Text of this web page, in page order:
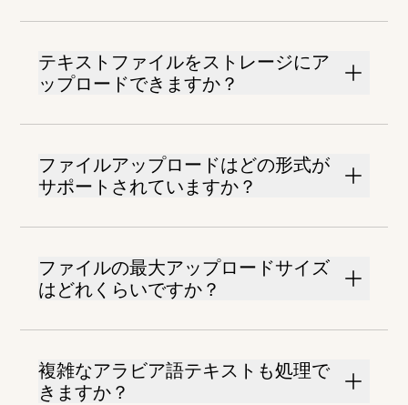
テキストファイルをストレージにア
ップロードできますか？
ファイルアップロードはどの形式が
サポートされていますか？
ファイルの最大アップロードサイズ
はどれくらいですか？
複雑なアラビア語テキストも処理で
きますか？